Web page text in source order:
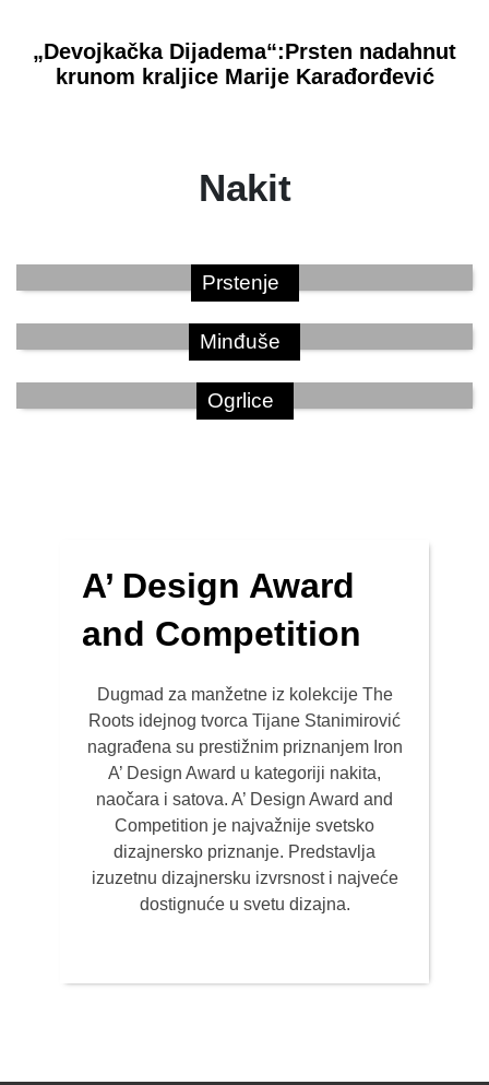
„Devojkačka Dijadema“:Prsten nadahnut
krunom kraljice Marije Karađorđević
Nakit
Prstenje
Minđuše
Ogrlice
A’ Design Award
and Competition
Dugmad za manžetne iz kolekcije The
Roots idejnog tvorca Tijane Stanimirović
nagrađena su prestižnim priznanjem Iron
A’ Design Award u kategoriji nakita,
naočara i satova. A’ Design Award and
Competition je najvažnije svetsko
dizajnersko priznanje. Predstavlja
izuzetnu dizajnersku izvrsnost i najveće
dostignuće u svetu dizajna.